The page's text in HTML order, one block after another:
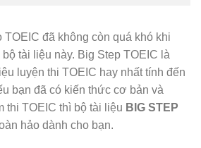
TOEIC đã không còn quá khó khi
tài liệu này. Big Step TOEIC là
luyện thi TOEIC hay nhất tính đến
bạn đã có kiến thức cơ bản và
thi TOEIC thì bộ tài liệu BIG STEP
hảo dành cho bạn.